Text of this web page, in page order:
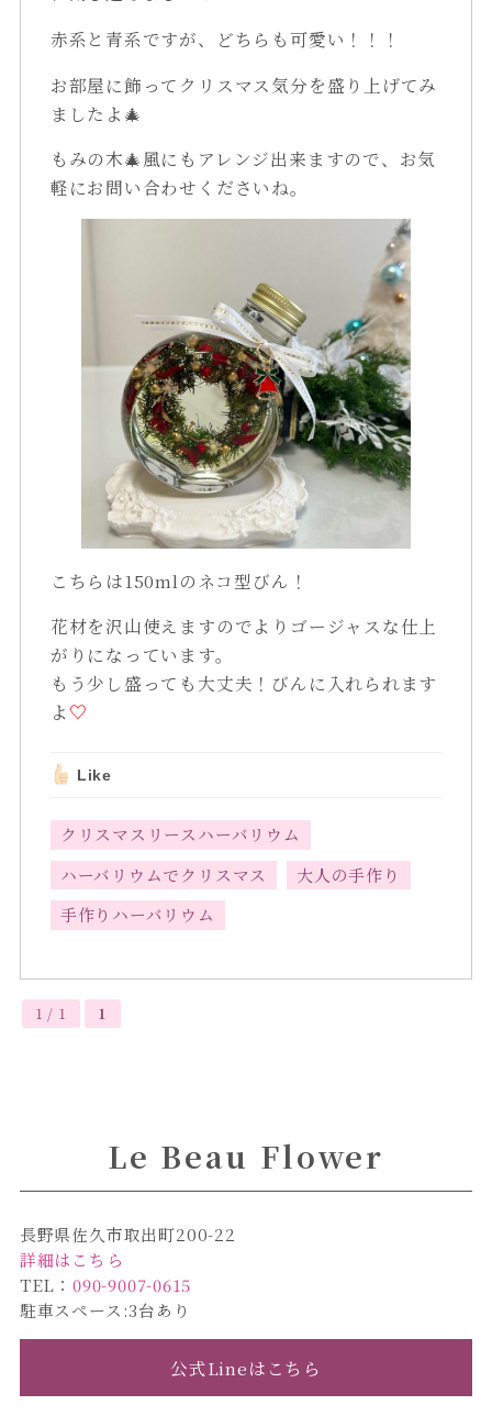
赤系と青系ですが、どちらも可愛い！！！
お部屋に飾ってクリスマス気分を盛り上げてみ
ましたよ🎄
もみの木🎄風にもアレンジ出来ますので、お気
軽にお問い合わせくださいね。
こちらは150mlのネコ型びん！
花材を沢山使えますのでよりゴージャスな仕上
がりになっています。
もう少し盛っても大丈夫！びんに入れられます
よ ♡
Like
クリスマスリースハーバリウム
ハーバリウムでクリスマス
大人の手作り
手作りハーバリウム
1 / 1 1
Le Beau Flower
長野県佐久市取出町200-22
詳細はこちら
TEL：090-9007-0615
駐車スペース:3台あり
公式Lineはこちら